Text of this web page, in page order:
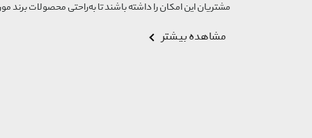
مشتریان این امکان را داشته باشند تا به‌راحتی محصولات برند
مشاهده بیشتر